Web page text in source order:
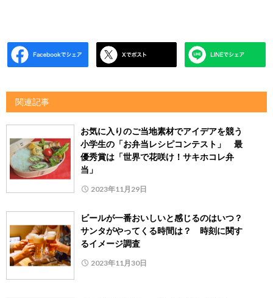
関連記事
お気に入りのご当地素材でアイデアを競う
小学生の「お弁当レシピコンテスト」 最
優秀賞は「世界で花咲け！サキホコレ弁
当」
2023年11月29日
ビールが一番おいしいと感じるのはいつ？
サンタがやってくる時間は？ 時刻に関す
るイメージ調査
2023年11月30日